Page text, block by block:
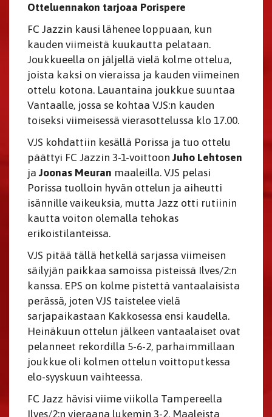
Otteluennakon tarjoaa Porispere
FC Jazzin kausi lähenee loppuaan, kun
kauden viimeistä kuukautta pelataan.
Joukkueella on jäljellä vielä kolme ottelua,
joista kaksi on vieraissa ja kauden viimeinen
ottelu kotona. Lauantaina joukkue suuntaa
Vantaalle, jossa se kohtaa VJS:n kauden
toiseksi viimeisessä vierasottelussa klo 17.00.
VJS kohdattiin kesällä Porissa ja tuo ottelu
päättyi FC Jazzin 3-1-voittoon Juho Lehtosen
ja Joonas Meuran maaleilla. VJS pelasi
Porissa tuolloin hyvän ottelun ja aiheutti
isännille vaikeuksia, mutta Jazz otti rutiinin
kautta voiton olemalla tehokas
erikoistilanteissa.
VJS pitää tällä hetkellä sarjassa viimeisen
säilyjän paikkaa samoissa pisteissä Ilves/2:n
kanssa. EPS on kolme pistettä vantaalaisista
perässä, joten VJS taistelee vielä
sarjapaikastaan Kakkosessa ensi kaudella.
Heinäkuun ottelun jälkeen vantaalaiset ovat
pelanneet rekordilla 5-6-2, parhaimmillaan
joukkue oli kolmen ottelun voittoputkessa
elo-syyskuun vaihteessa.
FC Jazz hävisi viime viikolla Tampereella
Ilves/2:n vieraana lukemin 3-2. Maaleista